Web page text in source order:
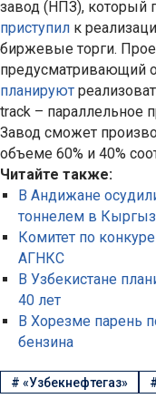
завод (НПЗ), который
приступил к
биржевые торги.
предусматривающий
планируют
track – параллельное
Завод сможет
объеме 60% и 40%
Читайте также:
В Андижане
тоннелем в
Комитет по
АГНКС
В Узбекистане
40 лет
В Хорезме парень
бензина
# «Узбекнефтегаз»